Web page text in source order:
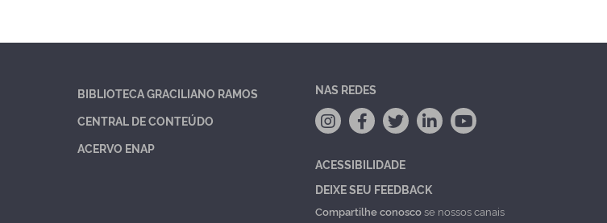
BIBLIOTECA GRACILIANO RAMOS
CENTRAL DE CONTEÚDO
ACERVO ENAP
NAS REDES
ACESSIBILIDADE
DEIXE SEU FEEDBACK
Compartilhe conoscose nossos canais